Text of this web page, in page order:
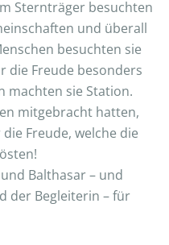
Sternträger besuchten
und überall
besuchten sie
die Freude besonders
machten sie Station.
mitgebracht hatten,
Freude, welche die
Balthasar – und
der Begleiterin – für